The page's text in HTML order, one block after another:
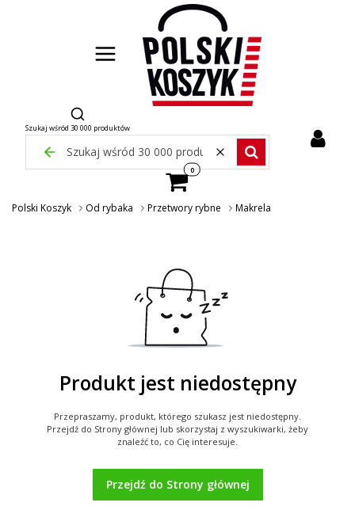
Otwórz wyszukiwarkę
Szukaj wśród 30 000 produktów
Zamknij wyszukiwarkę WyczyśćSzukaj wśród 30 000
Produkty w koszyku: 0. Zobacz
Polski Koszyk Od rybaka Przetwory rybne Makrela
Produkt jest niedostępny
Przepraszamy, produkt, którego szukasz jest niedostępny.
Przejdź do Strony głównej lub skorzystaj z wyszukiwarki, żeby
znaleźć to, co Cię interesuje.
Przejdź do Strony głównej